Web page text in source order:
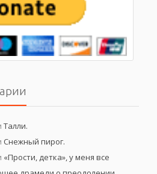
Талли.
Снежный пирог.
«Прости, детка», у меня все